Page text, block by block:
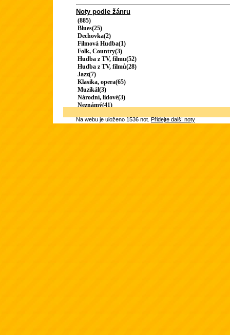
Noty podle žánru
(885)
Blues(25)
Dechovka(2)
Filmová Hudba(1)
Folk, Country(3)
Hudba z TV, filmu(52)
Hudba z TV, filmů(28)
Jazz(7)
Klasika, opera(65)
Muzikál(3)
Národní, lidové(3)
Neznámý(41)
Na webu je uloženo 1536 not.Přidejte další noty